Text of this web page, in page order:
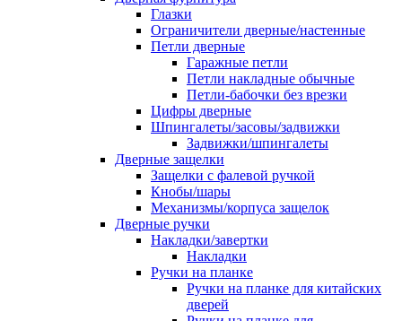
Глазки
Ограничители дверные/настенные
Петли дверные
Гаражные петли
Петли накладные обычные
Петли-бабочки без врезки
Цифры дверные
Шпингалеты/засовы/задвижки
Задвижки/шпингалеты
Дверные защелки
Защелки с фалевой ручкой
Кнобы/шары
Механизмы/корпуса защелок
Дверные ручки
Накладки/завертки
Накладки
Ручки на планке
Ручки на планке для китайских
дверей